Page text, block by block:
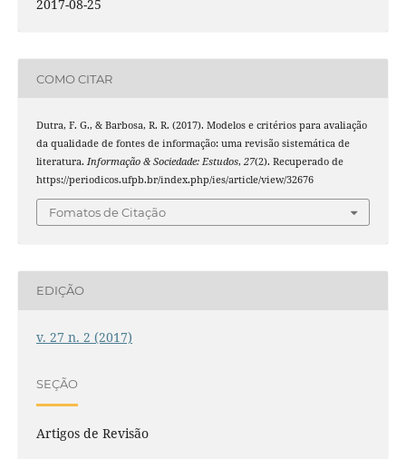
2017-08-25
COMO CITAR
Dutra, F. G., & Barbosa, R. R. (2017). Modelos e critérios para avaliação
da qualidade de fontes de informação: uma revisão sistemática de
literatura. Informação & Sociedade: Estudos, 27(2). Recuperado de
https://periodicos.ufpb.br/index.php/ies/article/view/32676
Fomatos de Citação
EDIÇÃO
v. 27 n. 2 (2017)
SEÇÃO
Artigos de Revisão